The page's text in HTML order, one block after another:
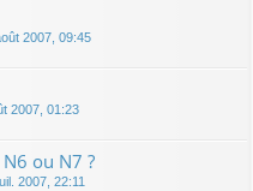
2007, 09:45
2007, 01:23
ou N7 ?
2007, 22:11